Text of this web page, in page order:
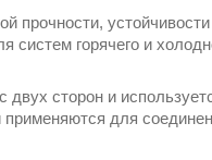
прочности, устойчивости
горячего и
сторон и
для